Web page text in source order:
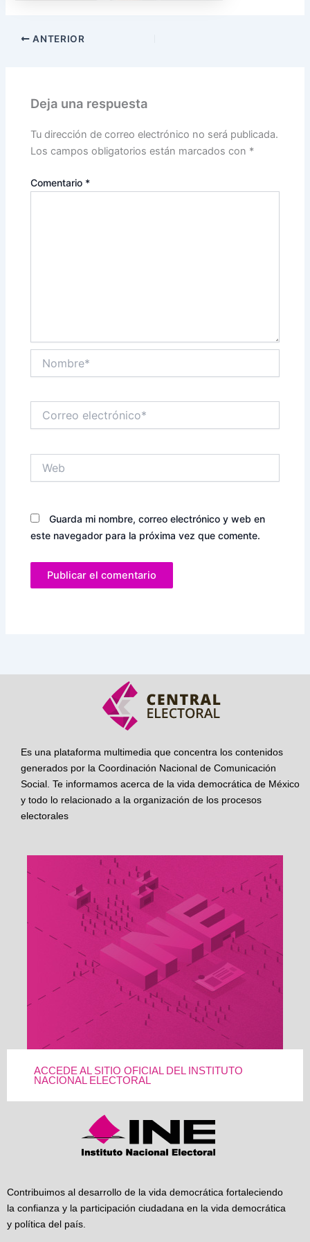
ANTERIOR
Deja una respuesta
Tu dirección de correo electrónico no será publicada.
Los campos obligatorios están marcados con *
Comentario *
electrónico*
Guarda mi nombre, correo electrónico y web en
este navegador para la próxima vez que comente.
Es una plataforma multimedia que concentra los contenidos
generados por la Coordinación Nacional de Comunicación
Social. Te informamos acerca de la vida democrática de México
y todo lo relacionado a la organización de los procesos
electorales
ACCEDE AL SITIO OFICIAL DEL INSTITUTO
NACIONAL ELECTORAL
Contribuimos al desarrollo de la vida democrática fortaleciendo
la confianza y la participación ciudadana en la vida democrática
y política del país.